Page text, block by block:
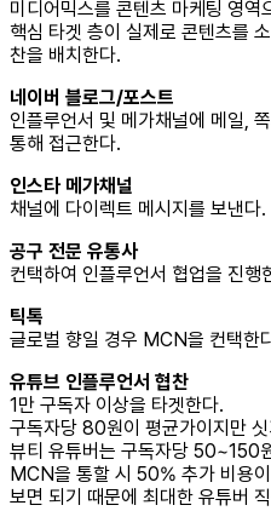
미디어믹스를 콘텐츠 마케팅 영역
핵심 타겟 층이 실제로 콘텐츠를
찬을 배치한다.
네이버 블로그/포스트
인플루언서 및 메가채널에 메일,
통해 접근한다.
인스타 메가채널
채널에 다이렉트 메시지를 보낸다.
공구 전문 유통사
컨택하여 인플루언서 협업을 진행
틱톡
글로벌 향일 경우 MCN을 컨택한
유튜브 인플루언서 협찬
1만 구독자 이상을 타겟한다.
구독자당 80원이 평균가이지만
뷰티 유튜버는 구독자당 50~150
MCN을 통할 시 50% 추가 비용
보면 되기 때문에 최대한 유튜버